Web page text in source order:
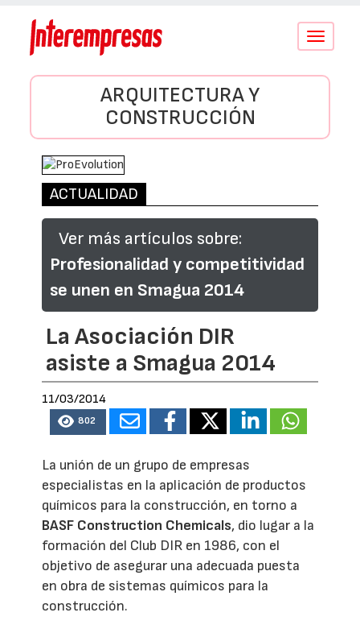
Conmutar
ARQUITECTURA Y
CONSTRUCCIÓN
ACTUALIDAD
Ver más artículos sobre:
Profesionalidad y competitividad
se unen en Smagua 2014
La Asociación DIR
asiste a Smagua 2014
11/03/2014
802
La unión de un grupo de empresas
especialistas en la aplicación de productos
químicos para la construcción, en torno a
BASF Construction Chemicals, dio lugar a la
formación del Club DIR en 1986, con el
objetivo de asegurar una adecuada puesta
en obra de sistemas químicos para la
construcción.